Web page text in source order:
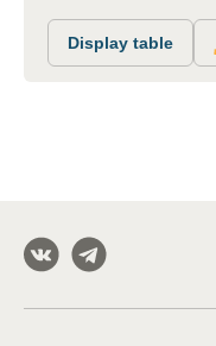
Display table